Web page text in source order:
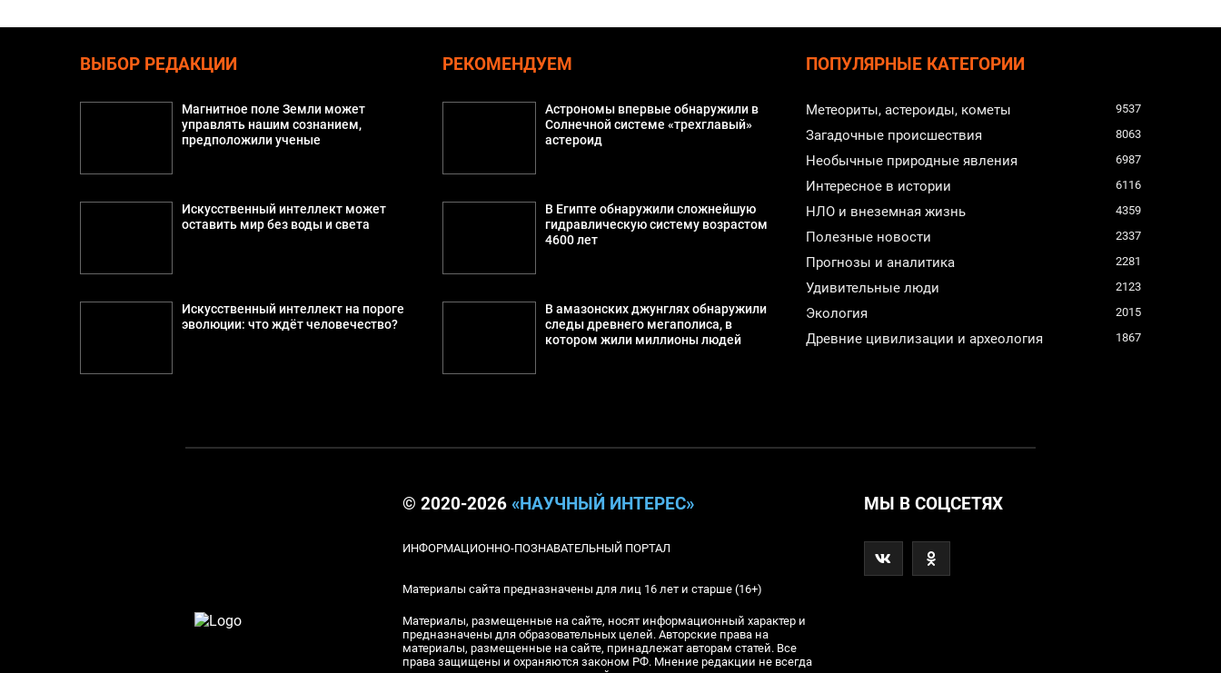
ВЫБОР РЕДАКЦИИ
Магнитное поле Земли может
управлять нашим сознанием,
предположили ученые
Искусственный интеллект может
оставить мир без воды и света
Искусственный интеллект на пороге
эволюции: что ждёт человечество?
РЕКОМЕНДУЕМ
Астрономы впервые обнаружили в
Солнечной системе «трехглавый»
астероид
В Египте обнаружили сложнейшую
гидравлическую систему возрастом
4600 лет
В амазонских джунглях обнаружили
следы древнего мегаполиса, в
котором жили миллионы людей
ПОПУЛЯРНЫЕ КАТЕГОРИИ
Метеориты, астероиды, кометы 9537
Загадочные происшествия 8063
Необычные природные явления 6987
Интересное в истории 6116
НЛО и внеземная жизнь 4359
Полезные новости 2337
Прогнозы и аналитика 2281
Удивительные люди 2123
Экология 2015
Древние цивилизации и археология 1867
© 2020-2026 «НАУЧНЫЙ ИНТЕРЕС»
ИНФОРМАЦИОННО-ПОЗНАВАТЕЛЬНЫЙ ПОРТАЛ
Материалы сайта предназначены для лиц 16 лет и старше (16+)
Материалы, размещенные на сайте, носят информационный характер и
предназначены для образовательных целей. Авторские права на
материалы, размещенные на сайте, принадлежат авторам статей. Все
права защищены и охраняются законом РФ. Мнение редакции не всегда
МЫ В СОЦСЕТЯХ